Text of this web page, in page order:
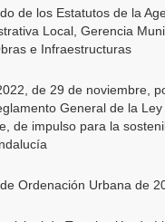
de los Estatutos de la
Local, Gerencia
e Infraestructuras
de 29 de noviembre,
General de la
de impulso para la
Ordenación Urbana de